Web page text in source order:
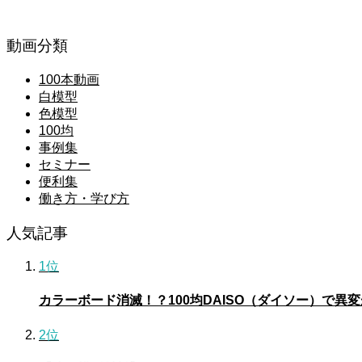
動画分類
100本動画
白模型
色模型
100均
事例集
セミナー
便利集
働き方・学び方
人気記事
1位
カラーボード消滅！？100均DAISO（ダイソー）で異
2位